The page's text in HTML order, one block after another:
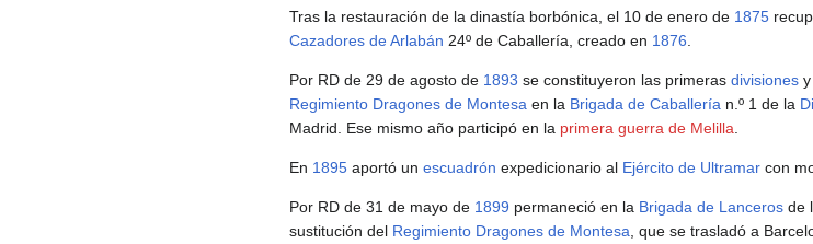
Tras la restauración de la dinastía borbónica, el 10 de enero de 1875
Cazadores de Arlabán 24º de Caballería, creado en 1876
Por RD de 29 de agosto de 1893 se constituyeron las primeras divisiones y
Regimiento Dragones de Montesa en la Brigada de Caballería n.º 1 de la
Madrid. Ese mismo año participó en la primera guerra de Melilla
En 1895 aportó un escuadrón expedicionario al Ejército de Ultramar con
Por RD de 31 de mayo de 1899 permaneció en la Brigada de Lanceros de
sustitución del Regimiento Dragones de Montesa , que se trasladó a